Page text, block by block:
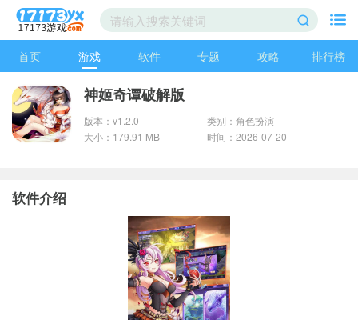
首页 游戏 软件 专题 攻略 排行榜
神姬奇谭破解版
版本：v1.2.0
类别：角色扮演
大小：179.91 MB
时间：2026-07-20
软件介绍